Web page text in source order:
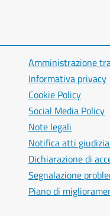
Amministrazione
Informativa privacy
Cookie Policy
Social Media Policy
Note legali
Notifica atti
Dichiarazione di
Segnalazione
Piano di